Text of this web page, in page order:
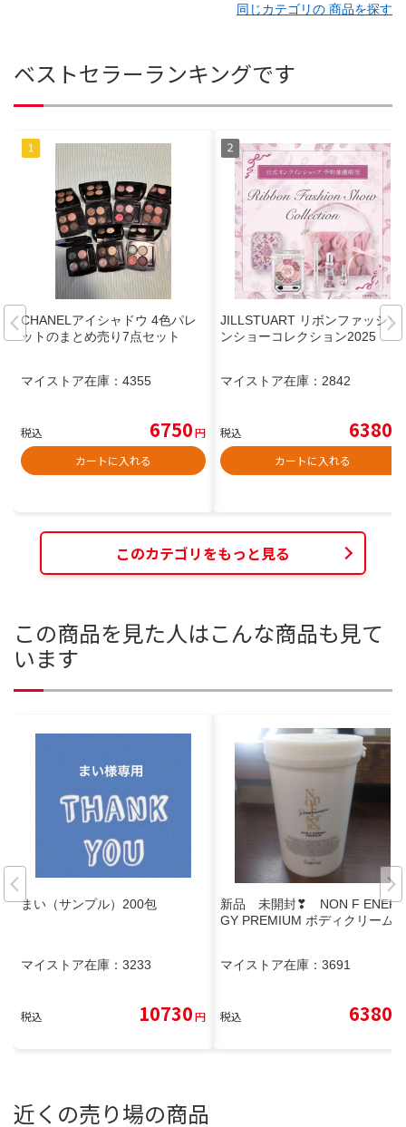
同じカテゴリの 商品を探す
ベストセラーランキングです
CHANELアイシャドウ 4色パレ
ットのまとめ売り7点セット
マイストア在庫： 4355
税込 6750円
カートに入れる
JILLSTUART リボンファッショ
ンショーコレクション2025
マイストア在庫： 2842
税込 6380
カートに入れる
このカテゴリをもっと見る
この商品を見た人はこんな商品も見て
います
まい（サンプル）200包
マイストア在庫： 3233
税込 10730円
新品 未開封❣ NON F ENER
GY PREMIUM ボディクリーム
マイストア在庫： 3691
税込 6380
近くの売り場の商品